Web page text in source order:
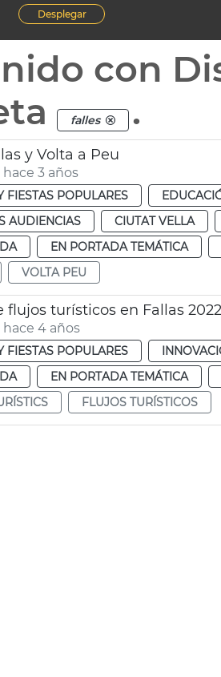
Desplegar
con
falles .
y Volta a Peu
3 años
FIESTAS POPULARES
AUDIENCIAS
CIUTAT VELLA
EN PORTADA TEMÁTICA
VOLTA PEU
flujos turísticos en Fallas 2022
4 años
FIESTAS POPULARES
EN PORTADA TEMÁTICA
FLUJOS TURÍSTICOS